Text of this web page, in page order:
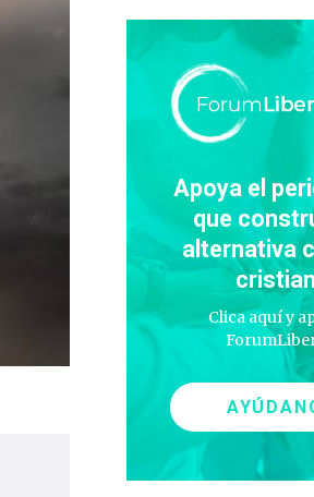
Apoya el
que
alternativa
Clica aquí y